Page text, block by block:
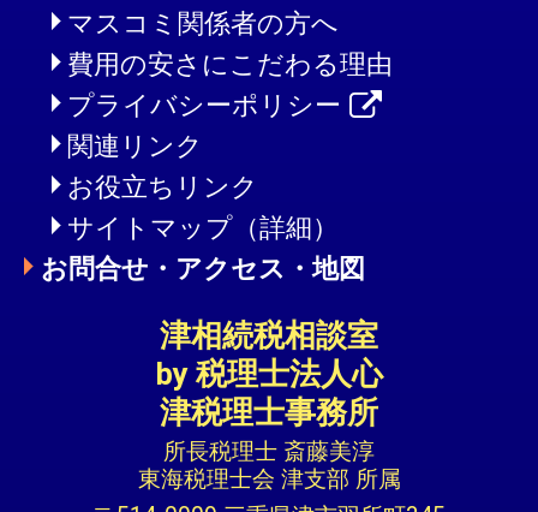
マスコミ関係者の方へ
費用の安さにこだわる理由
プライバシーポリシー
関連リンク
お役立ちリンク
サイトマップ（詳細）
お問合せ・アクセス・地図
津相続税相談室
by 税理士法人心
津税理士事務所
所長税理士 斎藤美淳
東海税理士会 津支部 所属